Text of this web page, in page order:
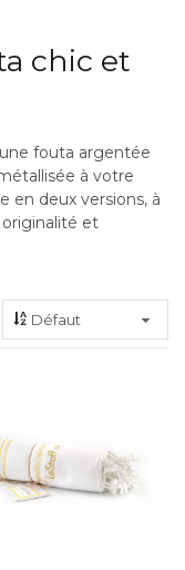
chic et
fouta argentée
à votre
en deux versions, à
et